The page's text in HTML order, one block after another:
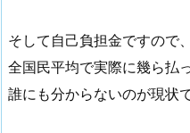
そして自己負担金ですので、
全国民平均で実際に幾ら払
誰にも分からないのが現状で